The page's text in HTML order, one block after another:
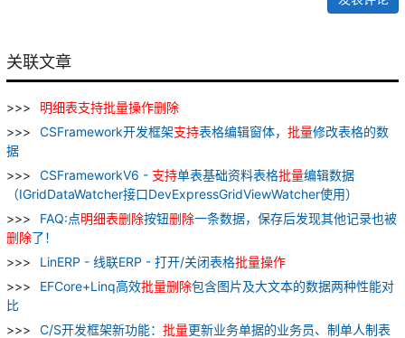
关联文章
明细表支持批量操作删除
CSFramework开发框架支持表格编辑窗体， 批量修改表格的数
据
CSFrameworkV6 - 支持单表基础资料表格批量编辑数据
（IGridDataWatcher接口DevExpressGridViewWatcher使用）
FAQ:点明细表删除按钮删除一条数据，保存后发现其他记录也被
删除了！
LinERP - 线联ERP - 打开/关闭表格批量操作
EFCore+Linq高效批量删除包含图片及大文本的数据两种性能对
比
C/S开发框架新功能： 批量更新业务单据的业务员、制单人制表